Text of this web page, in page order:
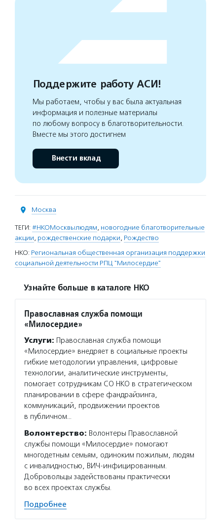
Поддержите работу АСИ!
Мы работаем, чтобы у вас была актуальная
информация и полезные материалы
по любому вопросу в благотворительности.
Вместе мы этого достигнем
Внести вклад
Москва
ТЕГИ: #НКОМосквылюдям, новогодние благотворительные
акции, рождественские подарки, Рождество
НКО: Региональная общественная организация поддержки
социальной деятельности РПЦ "Милосердие"
Узнайте больше в каталоге НКО
Православная служба помощи
«Милосердие»
Услуги: Православная служба помощи
«Милосердие» внедряет в социальные проекты
гибкие методологии управления, цифровые
технологии, аналитические инструменты,
помогает сотрудникам СО НКО в стратегическом
планировании в сфере фандрайзинга,
коммуникаций, продвижении проектов
в публичном…
Волонтерство: Волонтеры Православной
службы помощи «Милосердие» помогают
многодетным семьям, одиноким пожилым, людям
с инвалидностью, ВИЧ-инфицированным.
Добровольцы задействованы практически
во всех проектах службы.
Подробнее